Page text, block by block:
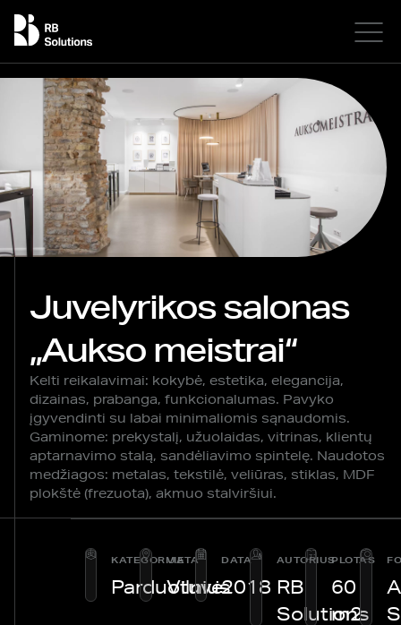
Juvelyrikos salonas
„Aukso meistrai“
Kelti reikalavimai: kokybė, estetika, elegancija,
dizainas, prabanga, funkcionalumas. Pavyko
įgyvendinti su labai minimaliomis sąnaudomis.
Gaminome: prekystalį, užuolaidas, vitrinas, klientų
aptarnavimo stalą, sandėliavimo spintelę. Naudotos
medžiagos: metalas, tekstilė, veliūras, stiklas, MDF
plokštė (frezuota), akmuo stalviršiui.
KATEGORIJA
Parduotuvė
VIETA
Vilnius
DATA
2018
AUTORIUS
RB
Solutions
PLOTAS
60
m2